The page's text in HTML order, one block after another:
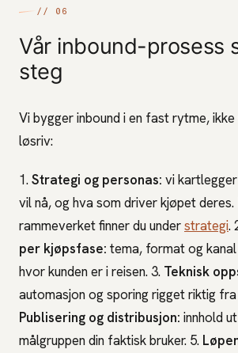
// 06
Vår inbound-prosess
steg
Vi bygger inbound i en fast rytme,
løsriv:
1.Strategi og personas: vi
vil nå, og hva som driver kjøpet
rammeverket finner du understrategi.
per kjøpsfase: tema, format og
hvor kunden er i reisen. 3. Teknisk
automasjon og sporing rigget riktig
Publisering og distribusjon: innhold
målgruppen din faktisk bruker. 5.